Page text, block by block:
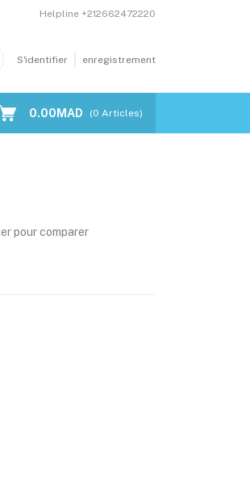
Helpline +212662472220
S'identifier enregistrement
ECLAIRAGE À LEDS
0.00MAD (0 Articles)
pour comparer